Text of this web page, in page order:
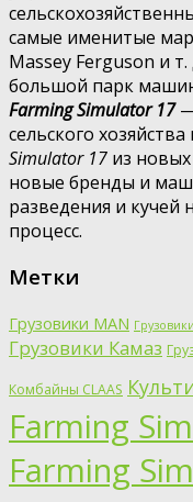
самые именитые
Massey Ferguson и
большой парк
Farming Simulator 17
сельского
Simulator 17 из
новые бренды и
разведения и кучей
процесс.
Метки
Грузовики MAN
Грузовики Камаз
Комбайны CLAAS
Farming
Farming